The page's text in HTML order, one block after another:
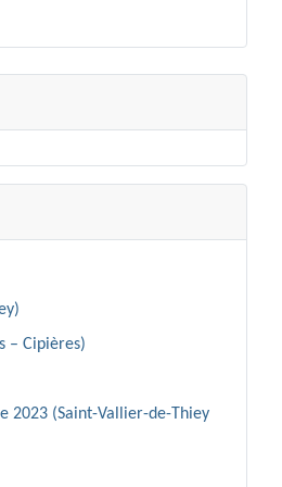
– Cipières)
2023 (Saint-Vallier-de-Thiey